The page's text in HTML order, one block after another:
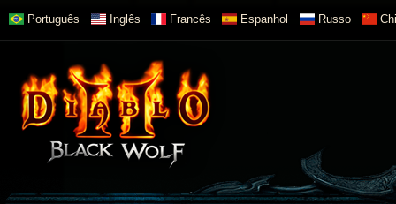
Português Inglês Francês Espanhol Russo